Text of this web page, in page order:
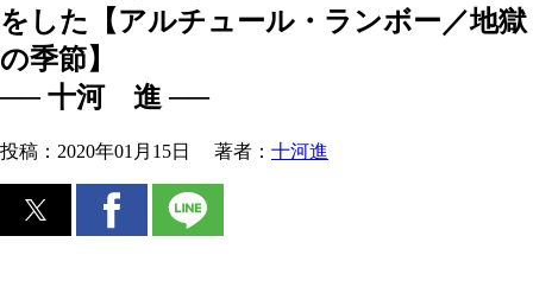
をした【アルチュール・ランボー／地獄
の季節】
── 十河 進 ──
投稿： 2020年01月15日 著者： 十河進